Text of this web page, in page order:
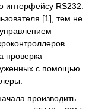
интерфейсу RS232.
[1], тем не
проверка
с помощью
производить